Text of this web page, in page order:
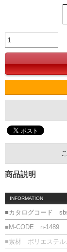
商品説明
INFORMATION
■カタログコード
■M-CODE n-1489
■素材 ポリエステル